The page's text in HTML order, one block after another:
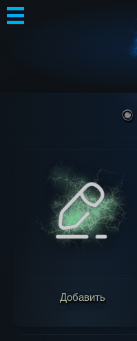
Контакты
Добавить